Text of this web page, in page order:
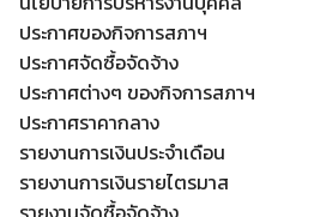
Search
for:
ประกาศของกิจการสภาฯ
ประกาศจัดซื้อจัดจ้าง
ประกาศต่างๆ ของกิจการสภาฯ
ประกาศราคากลาง
รายงานการเงินประจำเดือน
รายงานการเงินรายไตรมาส